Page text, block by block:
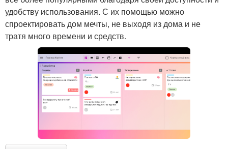
удобству использования. С их помощью можно
спроектировать дом мечты, не выходя из дома и не
тратя много времени и средств.